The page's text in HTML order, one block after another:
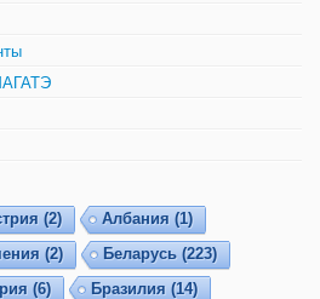
(2) Албания (1)
(2) Беларусь (223)
(6) Бразилия (14)